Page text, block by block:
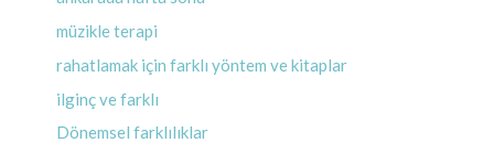
müzikle terapi
rahatlamak için farklı yöntem ve kitaplar
ilginç ve farklı
Dönemsel farklılıklar